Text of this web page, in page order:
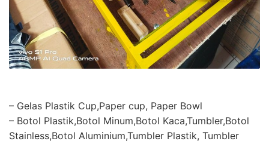
– Gelas Plastik Cup,Paper cup, Paper Bowl
– Botol Plastik,Botol Minum,Botol Kaca,Tumbler,Botol
Stainless,Botol Aluminium,Tumbler Plastik, Tumbler